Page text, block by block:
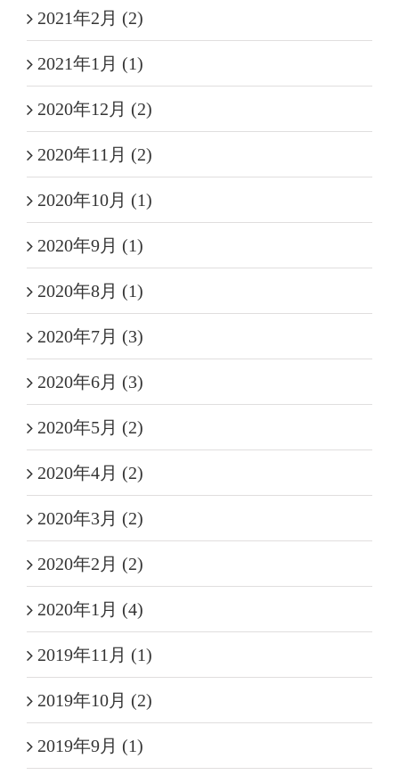
2021年2月 (2)
2021年1月 (1)
2020年12月 (2)
2020年11月 (2)
2020年10月 (1)
2020年9月 (1)
2020年8月 (1)
2020年7月 (3)
2020年6月 (3)
2020年5月 (2)
2020年4月 (2)
2020年3月 (2)
2020年2月 (2)
2020年1月 (4)
2019年11月 (1)
2019年10月 (2)
2019年9月 (1)